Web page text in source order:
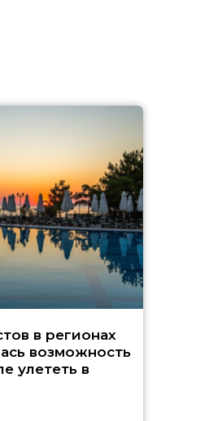
в регионах
возможность
улететь в